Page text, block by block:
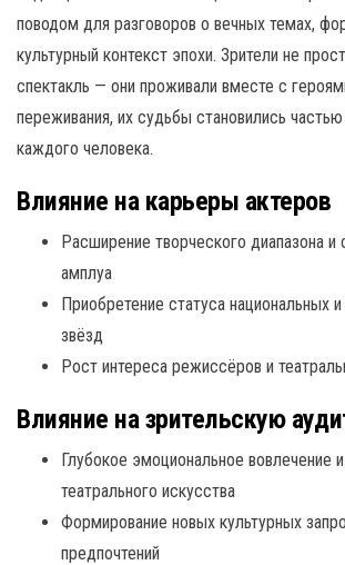
поводом для разговоров о вечных темах,
культурный контекст эпохи. Зрители не
спектакль — они проживали вместе с
переживания, их судьбы становились
каждого человека.
Влияние на карьеры актеров
Расширение творческого диапазона и
амплуа
Приобретение статуса национальных
звёзд
Рост интереса режиссёров и
Влияние на зрительскую
Глубокое эмоциональное вовлечение
театрального искусства
Формирование новых культурных
предпочтений